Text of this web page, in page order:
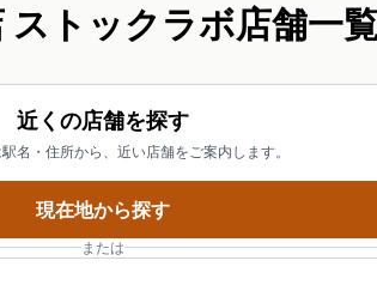
ストックラボ店舗一
近くの店舗を探す
名・住所から、近い店舗をご案内します。
現在地から探す
または